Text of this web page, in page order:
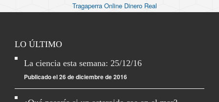
Tragaperra Online Dinero Real
LO ÚLTIMO
La ciencia esta semana: 25/12/16
Publicado el 26 de diciembre de 2016